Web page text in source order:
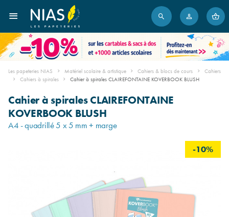
Les papeteries NIAS Matériel scolaire & artistique Cahiers & blocs de cours
Cahiers
Cahiers à spirales
Cahier à spirales CLAIREFONTAINE KOVERBOOK BLUSH
Cahier à spirales CLAIREFONTAINE
KOVERBOOK BLUSH
A4 - quadrillé 5 x 5 mm + marge
-10%